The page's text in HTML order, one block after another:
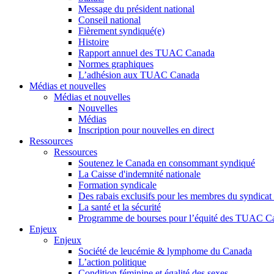
Message du président national
Conseil national
Fièrement syndiqué(e)
Histoire
Rapport annuel des TUAC Canada
Normes graphiques
L’adhésion aux TUAC Canada
Médias et nouvelles
Médias et nouvelles
Nouvelles
Médias
Inscription pour nouvelles en direct
Ressources
Ressources
Soutenez le Canada en consommant syndiqué
La Caisse d'indemnité nationale
Formation syndicale
Des rabais exclusifs pour les membres du
La santé et la sécurité
Programme de bourses pour l’équité des TUAC
Enjeux
Enjeux
Société de leucémie & lymphome du Canada
L’action politique